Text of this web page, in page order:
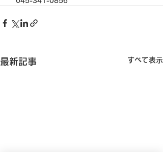
最新記事 すべて表示